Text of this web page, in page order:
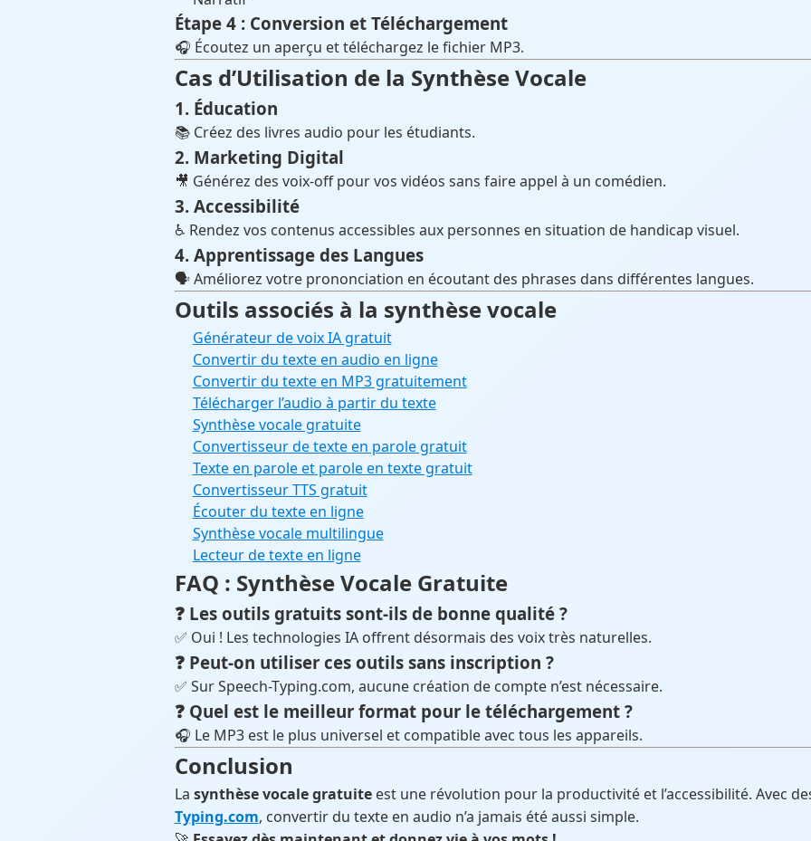
Étape 4 : Conversion et Téléchargement
🎧 Écoutez un aperçu et téléchargez le fichier MP3.
Cas d’Utilisation de la Synthèse Vocale
1. Éducation
📚 Créez des livres audio pour les étudiants.
2. Marketing Digital
🎥 Générez des voix-off pour vos vidéos sans faire appel à un comédien.
3. Accessibilité
♿ Rendez vos contenus accessibles aux personnes en situation de handicap visuel.
4. Apprentissage des Langues
🗣 Améliorez votre prononciation en écoutant des phrases dans différentes langues.
Outils associés à la synthèse vocale
Générateur de voix IA gratuit
Convertir du texte en audio en ligne
Convertir du texte en MP3 gratuitement
Télécharger l’audio à partir du texte
Synthèse vocale gratuite
Convertisseur de texte en parole gratuit
Texte en parole et parole en texte gratuit
Convertisseur TTS gratuit
Écouter du texte en ligne
Synthèse vocale multilingue
Lecteur de texte en ligne
FAQ : Synthèse Vocale Gratuite
❓ Les outils gratuits sont-ils de bonne qualité ?
✅ Oui ! Les technologies IA offrent désormais des voix très naturelles.
❓ Peut-on utiliser ces outils sans inscription ?
✅ Sur Speech-Typing.com, aucune création de compte n’est nécessaire.
❓ Quel est le meilleur format pour le téléchargement ?
🎧 Le MP3 est le plus universel et compatible avec tous les appareils.
Conclusion
La synthèse vocale gratuiteest une révolution pour la productivité et l’accessibilité. Avec
Typing.com, convertir du texte en audio n’a jamais été aussi simple.